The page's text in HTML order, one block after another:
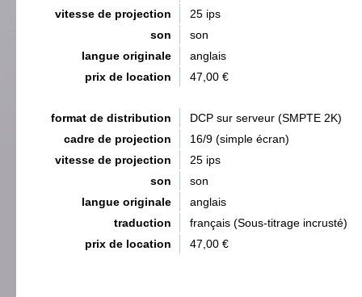
vitesse de projection
25 ips
son
son
langue originale
anglais
prix de location
47,00 €
format de distribution
DCP sur serveur (SMPTE 2K)
cadre de projection
16/9 (simple écran)
vitesse de projection
25 ips
son
son
langue originale
anglais
traduction
français (Sous-titrage incrusté)
prix de location
47,00 €